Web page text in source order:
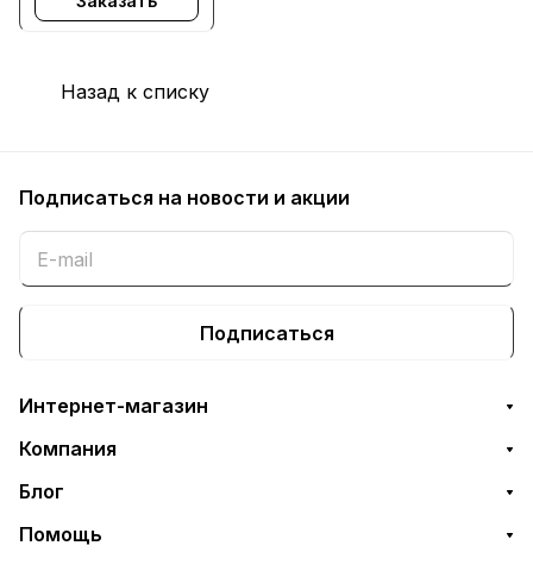
ML-1915, ML-2525,
Назад к списку
Подписаться на новости и акции
Подписаться
Интернет-магазин
Компания
Блог
Помощь